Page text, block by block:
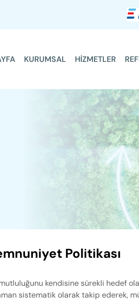
KURUMSAL HİZMETLER
KURUMSAL
Politikası
kendisine sürekli hedef
sistematik olarak takip ederek,